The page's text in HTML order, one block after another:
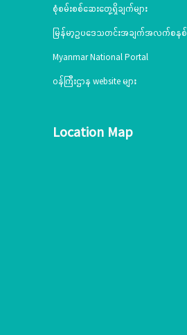
စုံစမ်းစစ်ဆေးတွေ့ရှိချက်များ
မြန်မာ့ဥပဒေသတင်းအချက်အလက်စနစ်
Myanmar National Portal
ဝန်ကြီးဌာန website များ
Location Map